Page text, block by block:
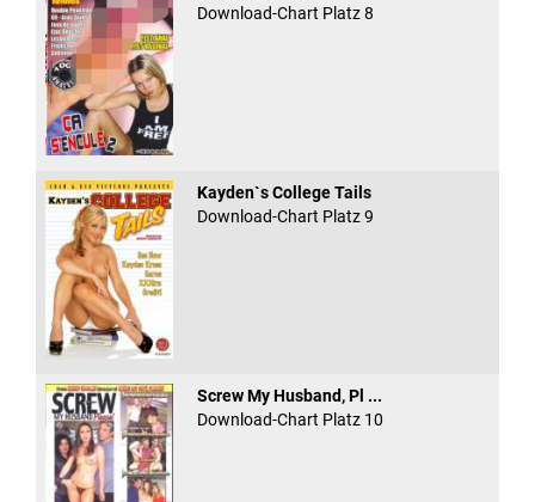
Download-Chart Platz 8
Kayden`s College Tails
Download-Chart Platz 9
Screw My Husband, Pl ...
Download-Chart Platz 10